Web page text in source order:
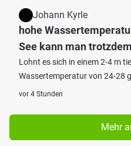
Johann Kyrle
hohe
See kann man
Lohnt es sich in einem 2-4 m
Wassertemperatur von 24-28
vor 4 Stunden
Mehr